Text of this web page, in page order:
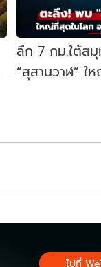
ลึก 7 กม.ใต้ส
“สุสานวาฬ” ใ
ไปที่